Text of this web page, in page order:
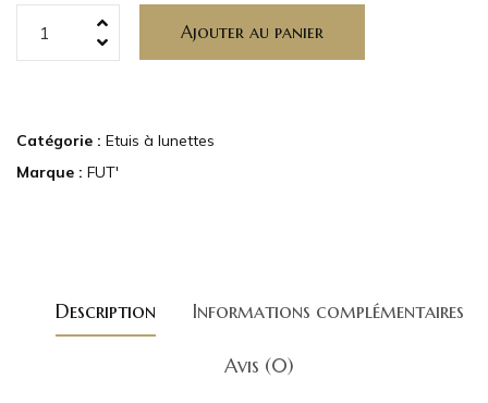
Ajouter au panier
Catégorie : Etuis à lunettes
Marque : FUT'
Description Informations complémentaires
Avis (0)